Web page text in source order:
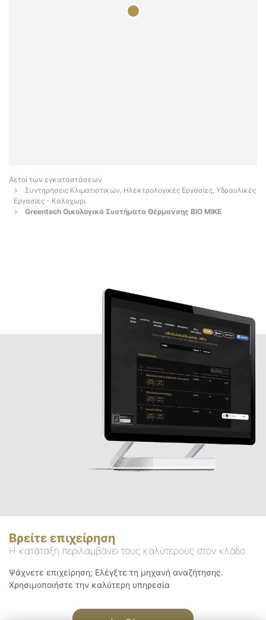
Αετοί των εγκαταστάσεων
Συντηρήσεις Κλιματιστικών, Ηλεκτρολογικές Εργασίες, Υδραυλικές
Εργασίες - Καλοχωρι
Greentech Οικολογικά Συστήματα Θέρμανσης ΒΙΟ ΜΙΚΕ
Βρείτε επιχείρηση
Η κατάταξη περιλαμβάνει τους καλύτερους στον κλάδο
Ψάχνετε επιχείρηση; Ελέγξτε τη μηχανή αναζήτησης.
Χρησιμοποιήστε την καλύτερη υπηρεσία